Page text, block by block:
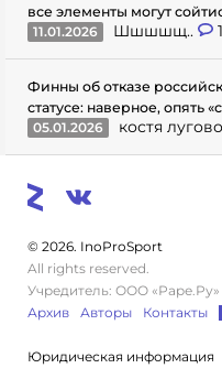
все элементы могут
11.01.2026
Шшшшщ.. 1
Финны об отказе
статусе: наверное, опять
05.01.2026
костя
© 2026. InoProSport
All rights reserved.
Учредитель: ООО «Раре.Ру»
Архив
Авторы Контакты
Юридическая информация